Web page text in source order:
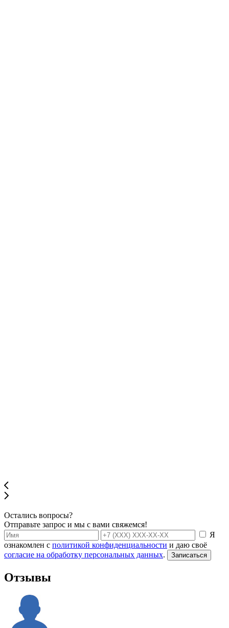
Остались вопросы?
Отправьте запрос и мы с вами свяжемся!
Я
ознакомлен с политикой конфиденциальности и даю своё
согласие на обработку персональных данных. Записаться
Отзывы